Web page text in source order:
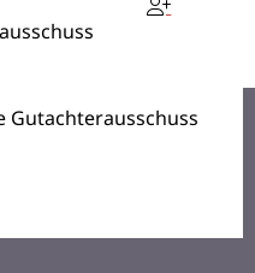
Gutachterausschuss